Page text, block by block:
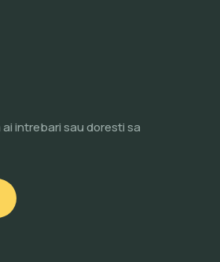
intrebari sau doresti sa